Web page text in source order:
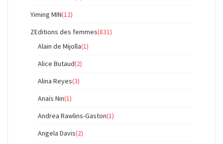
Yiming MIN(12)
ZEditions des femmes(831)
Alain de Mijolla(1)
Alice Butaud(2)
Alina Reyes(3)
Anaïs Nin(1)
Andrea Rawlins-Gaston(1)
Angela Davis(2)